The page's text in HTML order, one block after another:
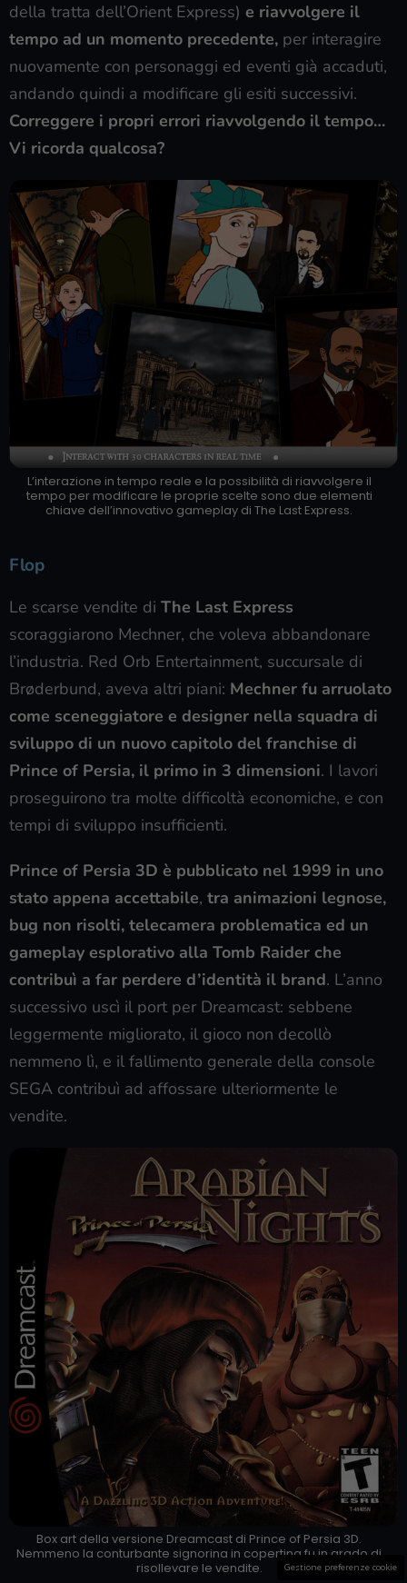
della tratta dell’Orient Express) e riavvolgere il
tempo ad un momento precedente, per interagire
nuovamente con personaggi ed eventi già accaduti,
andando quindi a modificare gli esiti successivi.
Correggere i propri errori riavvolgendo il tempo…
Vi ricorda qualcosa?
L’interazione in tempo reale e la possibilità di riavvolgere il
tempo per modificare le proprie scelte sono due elementi
chiave dell’innovativo gameplay di The Last Express.
Flop
Le scarse vendite di The Last Express
scoraggiarono Mechner, che voleva abbandonare
l’industria. Red Orb Entertainment, succursale di
Brøderbund, aveva altri piani: Mechner fu arruolato
come sceneggiatore e designer nella squadra di
sviluppo di un nuovo capitolo del franchise di
Prince of Persia, il primo in 3 dimensioni. I lavori
proseguirono tra molte difficoltà economiche, e con
tempi di sviluppo insufficienti.
Prince of Persia 3D è pubblicato nel 1999 in uno
stato appena accettabile, tra animazioni legnose,
bug non risolti, telecamera problematica ed un
gameplay esplorativo alla Tomb Raider che
contribuì a far perdere d’identità il brand. L’anno
successivo uscì il port per Dreamcast: sebbene
leggermente migliorato, il gioco non decollò
nemmeno lì, e il fallimento generale della console
SEGA contribuì ad affossare ulteriormente le
vendite.
Box art della versione Dreamcast di Prince of Persia 3D.
Nemmeno la conturbante signorina in copertina fu in grado di
risollevare le vendite.
Gestione preferenze cookie